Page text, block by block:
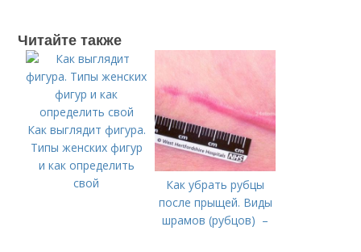
Читайте также
Как выглядит фигура.
Типы женских фигур
и как определить
свой
Как убрать рубцы
после прыщей. Виды
шрамов (рубцов) –